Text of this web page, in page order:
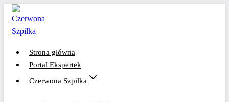
Przejdź
treści
Strona główna
Portal Ekspertek
Czerwona Szpilka